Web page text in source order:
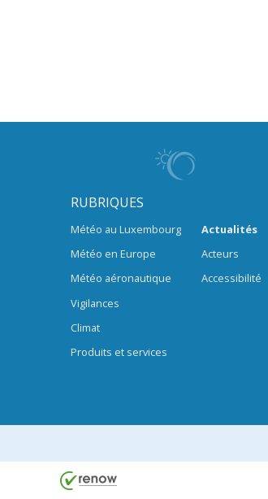
RUBRIQUES
Météo au Luxembourg
Météo en Europe
Météo aéronautique
Vigilances
Climat
Produits et services
Actualités
Acteurs
Accessibilité